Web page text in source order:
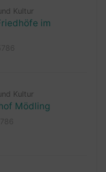
Kultur
im
Kultur
Mödling